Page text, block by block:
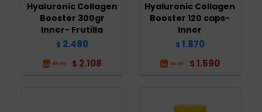
Hyaluronic Collagen
Booster 300gr
Inner- Frutilla
$ 2.480
$ 2.108
Hyaluronic Collagen
Booster 120 caps-
Inner
$ 1.870
$ 1.590